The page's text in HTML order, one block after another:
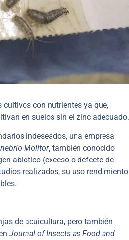
cultivos con nutrientes ya que,
en suelos sin el zinc adecuado.
indeseados, una empresa
Molitor, también conocido
abiótico (exceso o defecto de
realizados, su uso rendimiento
de acuicultura, pero también
Journal of Insects as Food and